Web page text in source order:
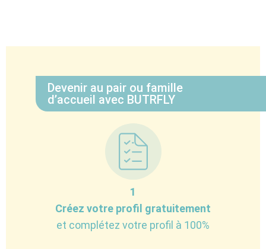
Devenir au pair ou famille
d’accueil avec BUTRFLY
1
Créez votre profil gratuitement
et complétez votre profil à 100%